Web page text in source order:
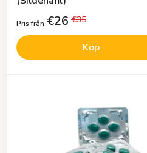
Pris från €26 €35
Köp